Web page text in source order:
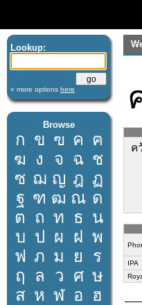
Lookup:
» more options here
Browse
ก ข ฃ ค ฅ
ฆ ง จ ฉ ช
ซ ฌ ญ ฎ ฏ
ฐ ฑ ฒ ณ ด
ต ถ ท ธ น
บ ป ผ ฝ พ
ฟ ภ ม ย
ร
ฤ
ล ว ศ ษ
ส ห ฬ อ ฮ
ค
IPA